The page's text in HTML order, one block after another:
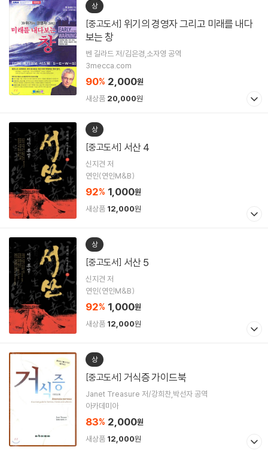
상
[중고도서]
보는 창
벤 길라드 저/김은경,소자영 공역
3mecca.com
90% 2,000원
새상품 20,000원
상
[중고도서] 서산 4
신지견 저
연인(연인M&B)
92% 1,000원
새상품 12,000원
상
[중고도서] 서산 5
신지견 저
연인(연인M&B)
92% 1,000원
새상품 12,000원
상
[중고도서] 거식증 가이드북
Janet Treasure 저/강희찬,박선자 공역
아카데미아
83% 2,000원
새상품 12,000원